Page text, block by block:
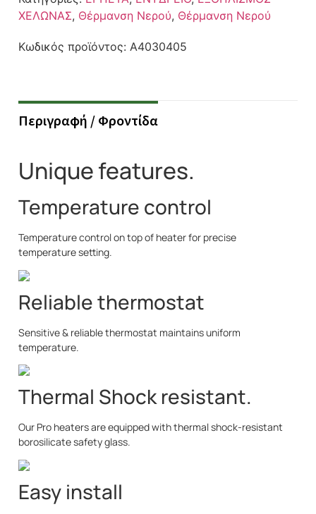
ΧΕΛΩΝΑΣ, Θέρμανση Νερού, Θέρμανση Νερού
Κωδικός προϊόντος: A4030405
Περιγραφή / Φροντίδα
Unique features.
Temperature control
Temperature control on top of heater for precise
temperature setting.
Reliable thermostat
Sensitive & reliable thermostat maintains uniform
temperature.
Thermal Shock resistant.
Our Pro heaters are equipped withthermal shock-resistant
borosilicate safety glass.
Easy install